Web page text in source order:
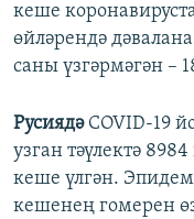
кеше
өйләрендә
саны үзгәрмәгән –
Русиядә COVID-19
узган тәүлектә
кеше үлгән.
кешенең гомерен